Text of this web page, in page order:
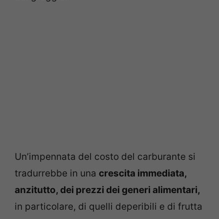
Un’impennata del costo del carburante si
tradurrebbe in una crescita immediata,
anzitutto, dei prezzi dei generi alimentari,
in particolare, di quelli deperibili e di frutta